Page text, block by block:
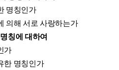
명칭인가
의해 서로 사랑하는가
칭에 대하여
가
한 명칭인가